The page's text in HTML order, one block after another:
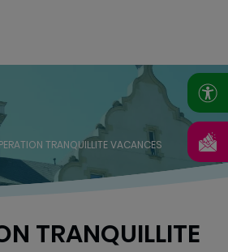
TRANQUILLITE VACANCES
TRANQUILLITE